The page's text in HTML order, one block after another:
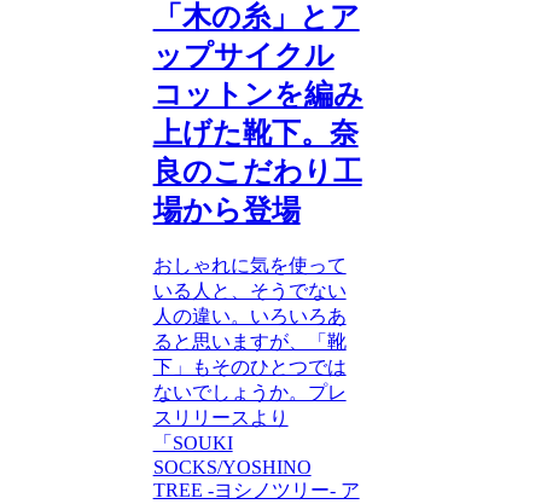
「木の糸」とア
ップサイクル
コットンを編み
上げた靴下。奈
良のこだわり工
場から登場
おしゃれに気を使って
いる人と、そうでない
人の違い。いろいろあ
ると思いますが、「靴
下」もそのひとつでは
ないでしょうか。プレ
スリリースより
「SOUKI
SOCKS/YOSHINO
TREE ‐ヨシノツリー‐ ア